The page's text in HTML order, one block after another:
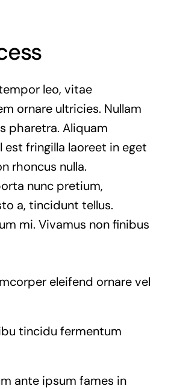
leo, vitae
ornare ultricies. Nullam
pharetra. Aliquam
est fringilla laoreet in eget
rhoncus nulla.
nunc pretium,
a, tincidunt tellus.
mi. Vivamus non finibus
eleifend ornare vel
tincidu fermentum
ante ipsum fames in